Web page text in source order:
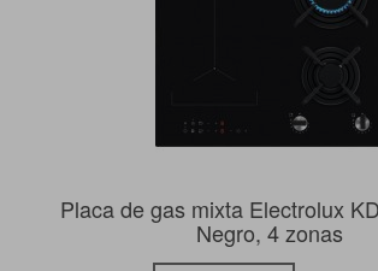
Placa de gas mixta Electrolux
Negro, 4 zonas